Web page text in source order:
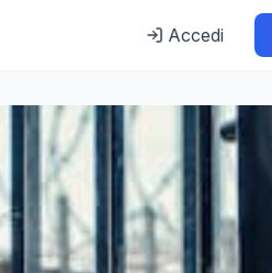
Accedi